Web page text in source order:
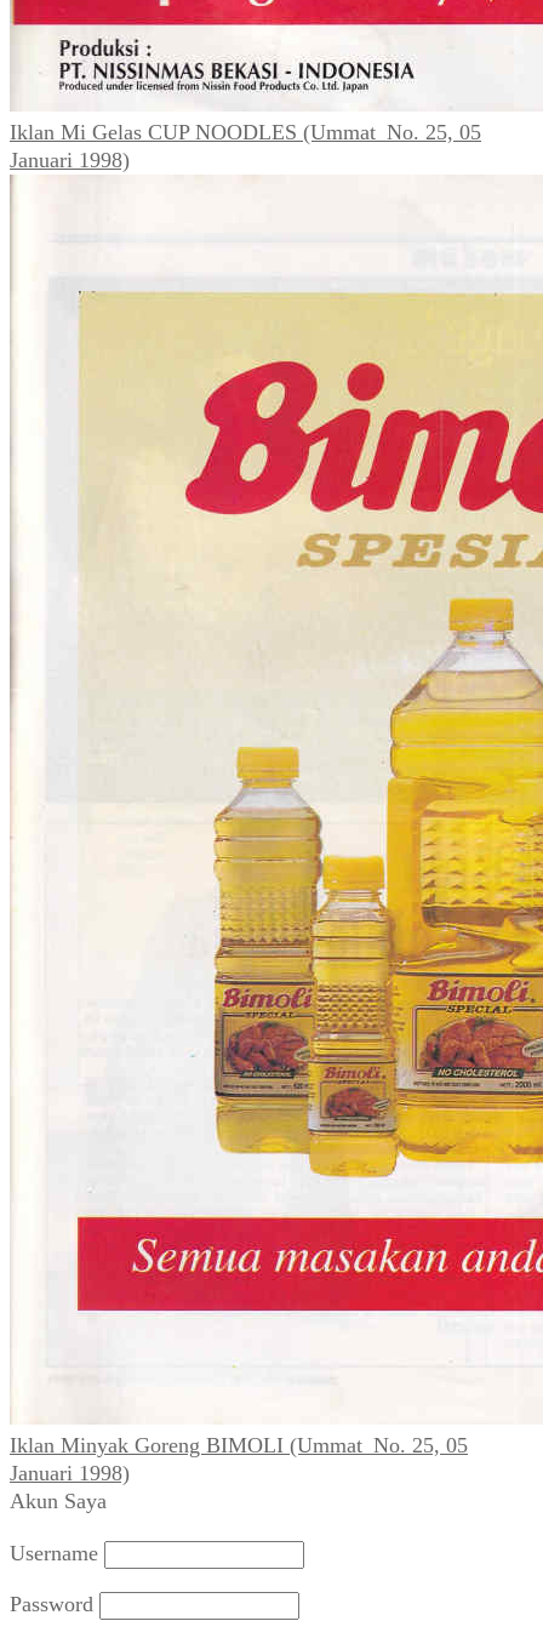
Iklan Mi Gelas CUP NOODLES (Ummat_No. 25, 05
Januari 1998)
Iklan Minyak Goreng BIMOLI (Ummat_No. 25, 05
Januari 1998)
Akun Saya
Username
Password